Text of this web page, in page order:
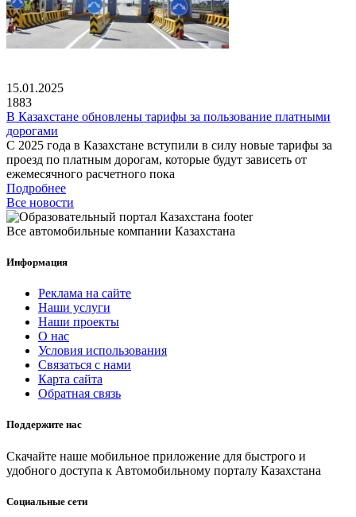
15.01.2025
1883
В Казахстане обновлены тарифы за пользование платными
дорогами
С 2025 года в Казахстане вступили в силу новые тарифы за
проезд по платным дорогам, которые будут зависеть от
ежемесячного расчетного пока
Подробнее
Все новости
Все автомобильные компании Казахстана
Информация
Реклама на сайте
Наши услуги
Наши проекты
О нас
Условия использования
Связаться с нами
Карта сайта
Обратная связь
Поддержите нас
Скачайте наше мобильное приложение для быстрого и
удобного доступа к Автомобильному порталу Казахстана
Социальные сети